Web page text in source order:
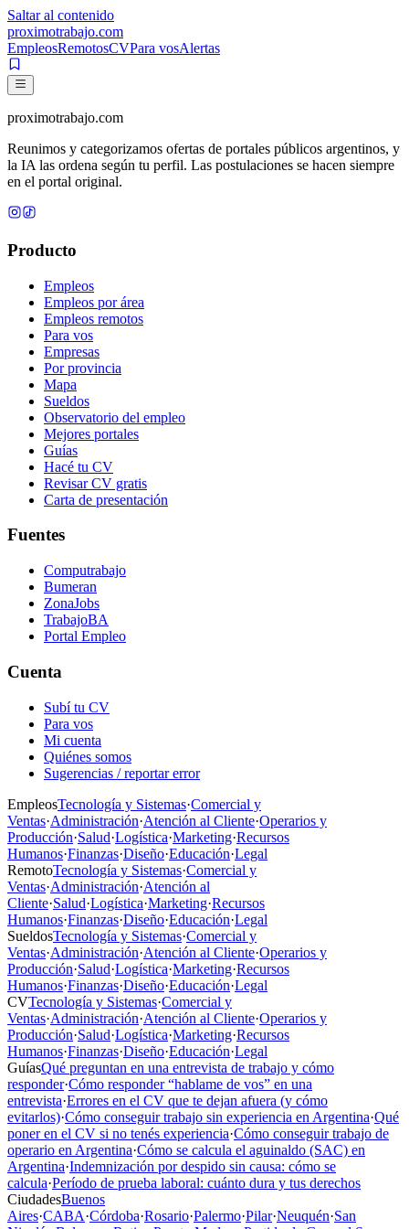
Saltar al contenido
proximotrabajo.com
EmpleosRemotosCVPara vosAlertas
proximotrabajo.com
Reunimos y categorizamos ofertas de portales públicos argentinos, y
la IA las ordena según tu perfil. Las postulaciones se hacen siempre
en el portal original.
Producto
Empleos
Empleos por área
Empleos remotos
Para vos
Empresas
Por provincia
Mapa
Sueldos
Observatorio del empleo
Mejores portales
Guías
Hacé tu CV
Revisar CV gratis
Carta de presentación
Fuentes
Computrabajo
Bumeran
ZonaJobs
TrabajoBA
Portal Empleo
Cuenta
Subí tu CV
Para vos
Mi cuenta
Quiénes somos
Sugerencias / reportar error
EmpleosTecnología y Sistemas·Comercial y
Ventas·Administración·Atención al Cliente·Operarios y
Producción·Salud·Logística·Marketing·Recursos
Humanos·Finanzas·Diseño·Educación·Legal
RemotoTecnología y Sistemas·Comercial y
Ventas·Administración·Atención al
Cliente·Salud·Logística·Marketing·Recursos
Humanos·Finanzas·Diseño·Educación·Legal
SueldosTecnología y Sistemas·Comercial y
Ventas·Administración·Atención al Cliente·Operarios y
Producción·Salud·Logística·Marketing·Recursos
Humanos·Finanzas·Diseño·Educación·Legal
CVTecnología y Sistemas·Comercial y
Ventas·Administración·Atención al Cliente·Operarios y
Producción·Salud·Logística·Marketing·Recursos
Humanos·Finanzas·Diseño·Educación·Legal
GuíasQué preguntan en una entrevista de trabajo y cómo
responder·Cómo responder “hablame de vos” en una
entrevista·Errores en el CV que te dejan afuera (y cómo
evitarlos)·Cómo conseguir trabajo sin experiencia en Argentina·Qué
poner en el CV si no tenés experiencia·Cómo conseguir trabajo de
operario en Argentina·Cómo se calcula el aguinaldo (SAC) en
Argentina·Indemnización por despido sin causa: cómo se
calcula·Período de prueba laboral: cuánto dura y tus derechos
CiudadesBuenos
Aires·CABA·Córdoba·Rosario·Palermo·Pilar·Neuquén·San